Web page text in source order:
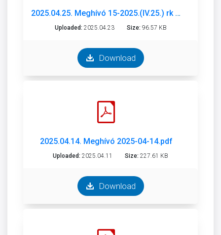
2025.04.25. Meghívó 15-2025.(IV.25.) rk ülés.pdf
Uploaded: 2025.04.23 Size: 96.57 KB
Download
2025.04.14. Meghívó 2025-04-14.pdf
Uploaded: 2025.04.11 Size: 227.61 KB
Download